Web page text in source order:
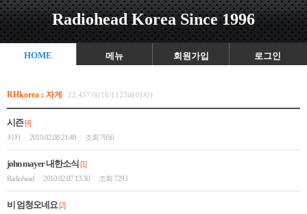
Radiohead Korea Since 1996
HOME 메뉴 회원가입 로그인
RHkorea : 자게 22,457개(16/1123페이지)
시즌[4]
차차
2010.02.08 21:48 조회 7056
john mayer 내한소식 [1]
Radiohead
2010.02.07 13:30 조회 7293
비 엄청오네요[2]